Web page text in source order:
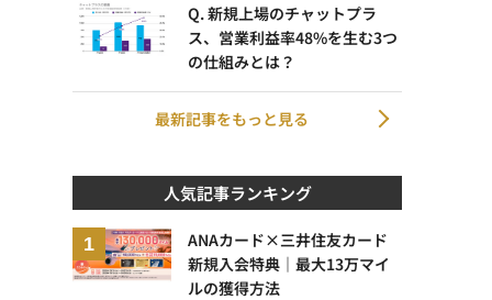
Q. 新規上場のチャットプラ
ス、営業利益率48%を生む3つ
の仕組みとは？
最新記事をもっと見る
人気記事ランキング
ANAカード×三井住友カード
新規入会特典｜最大13万マイ
ルの獲得方法